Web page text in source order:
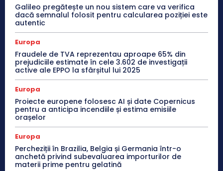
Galileo pregătește un nou sistem care va verifica
dacă semnalul folosit pentru calcularea poziției este
autentic
Europa
Fraudele de TVA reprezentau aproape 65% din
prejudiciile estimate în cele 3.602 de investigații
active ale EPPO la sfârșitul lui 2025
Europa
Proiecte europene folosesc AI și date Copernicus
pentru a anticipa incendiile și estima emisiile
orașelor
Europa
Percheziții în Brazilia, Belgia și Germania într-o
anchetă privind subevaluarea importurilor de
materii prime pentru gelatină